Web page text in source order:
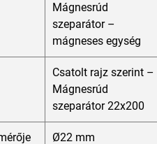
Mágnesrúd
szeparátor –
mágneses egység
Csatolt rajz szerint –
Mágnesrúd
szeparátor 22x200
Ø22 mm